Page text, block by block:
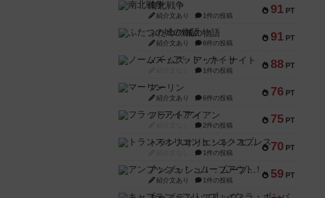
91 PT
南北戦争
紹介文あり 1件の投稿
91 PT
ふたつの城の物語
紹介文あり 6件の投稿
88 PT
ノームズ・アット・ナイト
1件の投稿
76 PT
マーリン
紹介文あり 6件の投稿
75 PT
フラットアイアン
2件の投稿
70 PT
トランスオリエント・エクスプレス
1件の投稿
59 PT
アンブッシュ！：ムーブアウト！
紹介文あり 1件の投稿